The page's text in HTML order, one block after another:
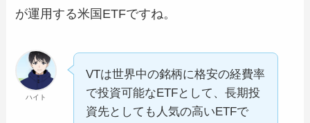
が運用する米国ETFですね。
ハイト
VTは世界中の銘柄に格安の経費率
で投資可能なETFとして、長期投
資先としても人気の高いETFで